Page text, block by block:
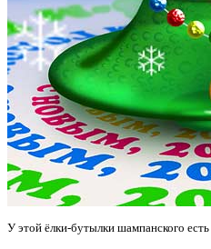
У этой ёлки-бутылки шампанского есть